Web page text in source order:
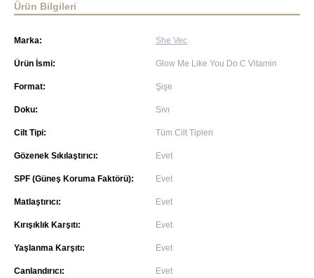
Ürün Bilgileri
Marka: She Vec
Ürün İsmi: Glow Me Like You Do C Vitamin
Format: Şişe
Doku: Sıvı
Cilt Tipi: Tüm Cilt Tipleri
Gözenek Sıkılaştırıcı: Evet
SPF (Güneş Koruma Faktörü): Evet
Matlaştırıcı: Evet
Kırışıklık Karşıtı: Evet
Yaşlanma Karşıtı: Evet
Canlandırıcı: Evet